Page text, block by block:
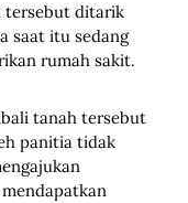
tersebut ditarik
saat itu sedang
rumah sakit.
tanah tersebut
panitia tidak